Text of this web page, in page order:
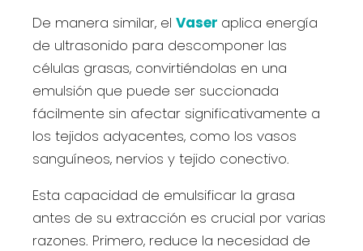
De manera similar, el Vaser aplica energía
de ultrasonido para descomponer las
células grasas, convirtiéndolas en una
emulsión que puede ser succionada
fácilmente sin afectar significativamente a
los tejidos adyacentes, como los vasos
sanguíneos, nervios y tejido conectivo.
Esta capacidad de emulsificar la grasa
antes de su extracción es crucial por varias
razones. Primero, reduce la necesidad de